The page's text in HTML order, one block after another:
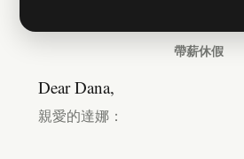
帶薪休假
Dear Dana,
親愛的達娜：